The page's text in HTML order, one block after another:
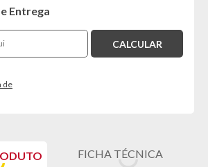
Entrega
de
FICHA TÉCNICA